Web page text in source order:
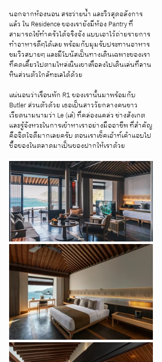
นอกจากห้องนอน สระว่ายน้ำ และวิวสุดอลังการ
แล้ว ใน Residence ของเรายังมีห้อง Pantry ที่
สามารถใช้ทำครัวได้จริงจัง แบบเอาไว้ถ่ายรายการ
ทำอาหารดีๆได้เลย พร้อมกับมุมรับประทานอาหาร
ชมวิวสบายๆ และมีโบนัสเป็นทางเดินเฉพาะของเรา
ที่คดเคี้ยวไปตามไหล่เนินเขาเพื่อลงไปเดินเล่นที่ลาน
หินส่วนตัวใกล้ทะเลได้ด้วย
แน่นอนว่าเรือนพัก R1 ของเรานั้นมาพร้อมกับ
Butler ส่วนตัวด้วย เธอเป็นสาววัยกลางคนชาว
เวียดนามนามว่า Le (เล๋) ที่คล่องแคล่ว ช่างสังเกต
และรู้จังหวะในการเข้าหาเราอย่างมืออาชีพ ที่สำคัญ
คือจิตใจดีมากเลยครับ ตอนเราเช็คเอ้าท์เค้าแอบไป
ซื้อของในตลาดมาเป็นของฝากให้เราด้วย